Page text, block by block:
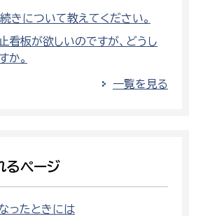
きについて教えてください。
看板が欲しいのですが、どうし
か。
一覧を見る
るページ
ったときには